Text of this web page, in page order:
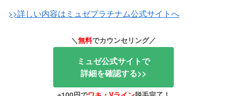
>>詳しい内容はミュゼプラチナム公式サイトへ
＼無料でカウンセリング／
ミュゼ公式サイトで
詳細を確認する>>